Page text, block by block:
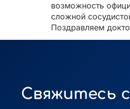
возможность
сложной
Поздравляем
Свяжитесь